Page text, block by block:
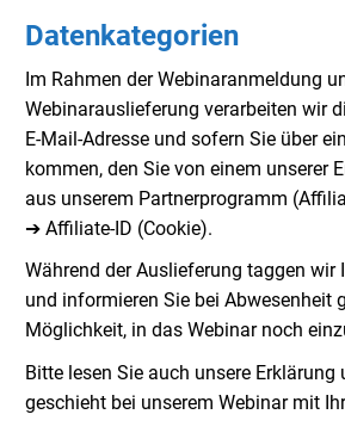
Datenkategorien
Im Rahmen der Webinaranmeldung
Webinarauslieferung verarbeiten wir
E-Mail-Adresse und sofern Sie über
kommen, den Sie von einem unserer
aus unserem Partnerprogramm
➔ Affiliate-ID (Cookie).
Während der Auslieferung taggen wir
und informieren Sie bei Abwesenheit
Möglichkeit, in das Webinar noch
Bitte lesen Sie auch unsere Erklärung
geschieht bei unserem Webinar mit